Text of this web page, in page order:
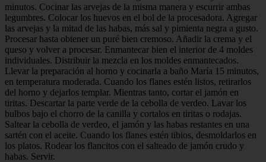
minutos. Cocinar las arvejas de la misma manera y escurrir ambas
legumbres. Colocar los huevos en el bol de la procesadora. Agregar
las arvejas y la mitad de las habas, más sal y pimienta negra a gusto.
Procesar hasta obtener un puré bien cremoso. Añadir la crema y el
queso y volver a procesar. Enmantecar bien el interior de 4 moldes
individuales. Distribuir la mezcla en los moldes enmantecados.
Llevar la preparación al horno y cocinarla a baño María 15 minutos,
en temperatura moderada. Cuando los flanes estén listos, retirarlos
del horno y dejarlos templar. Mientras tanto, cortar el jamón en
tiritas. Descartar la parte verde de la cebolla de verdeo. Lavar los
bulbos bajo el chorro de la canilla y cortalos en tiritas o rodajas.
Saltear la cebolla de verdeo, el jamón y las habas restantes en una
sartén con el aceite. Cuando los flanes estén tibios, desmoldarlos en
los platos. Rodear los flancitos con el salteado de jamón crudo y
habas. Servir.